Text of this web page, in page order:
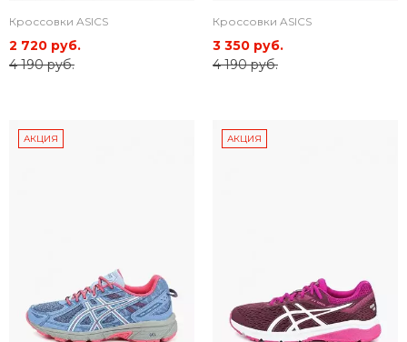
Кроссовки ASICS
2 720 руб.
4 190 руб.
Кроссовки ASICS
3 350 руб.
4 190 руб.
АКЦИЯ АКЦИЯ